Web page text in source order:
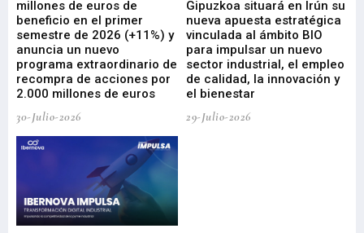
millones de euros de
beneficio en el primer
semestre de 2026 (+11%) y
anuncia un nuevo
programa extraordinario de
recompra de acciones por
2.000 millones de euros
30-Julio-2026
Gipuzkoa situará en Irún su
nueva apuesta estratégica
vinculada al ámbito BIO
para impulsar un nuevo
sector industrial, el empleo
de calidad, la innovación y
el bienestar
29-Julio-2026